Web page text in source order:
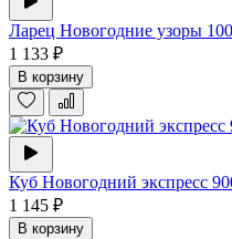
Ларец Новогодние узоры
1 133 ₽
В корзину
Куб Новогодний экспресс
1 145 ₽
В корзину